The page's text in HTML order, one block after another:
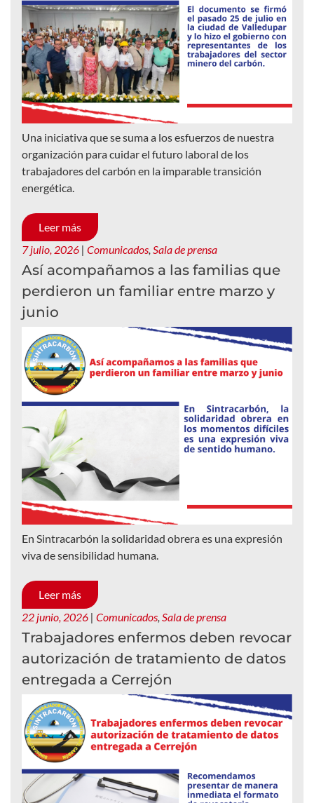
Una iniciativa que se suma a los esfuerzos de nuestra
organización para cuidar el futuro laboral de los
trabajadores del carbón en la imparable transición
energética.
Leer más
7 julio, 2026 | Comunicados, Sala de prensa
Así acompañamos a las familias que
perdieron un familiar entre marzo y
junio
En Sintracarbón la solidaridad obrera es una expresión
viva de sensibilidad humana.
Leer más
22 junio, 2026 | Comunicados, Sala de prensa
Trabajadores enfermos deben revocar
autorización de tratamiento de datos
entregada a Cerrejón